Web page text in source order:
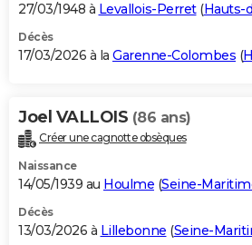
27/03/1948 à Levallois-Perret(Hauts-
Décès
17/03/2026 à la Garenne-Colombes (
Joel VALLOIS (86 ans)
Créer une cagnotte obsèques
Naissance
14/05/1939 au Houlme (Seine-
Décès
13/03/2026 à Lillebonne (Seine-